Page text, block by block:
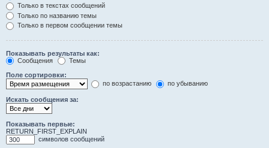
Только в текстах сообщений
Только по названию темы
Только в первом сообщении темы
Показывать результаты как:
Сообщения
Темы
Поле сортировки:
по возрастанию
по убыванию
Искать сообщения за:
Показывать первые:
RETURN_FIRST_EXPLAIN
символов сообщений